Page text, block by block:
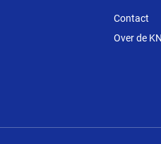
Contact
Over de